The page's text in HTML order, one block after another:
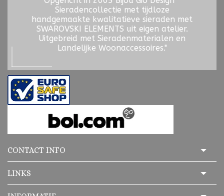
Sieradencollectie met tijdloze
handgemaakte kwalitatieve sieraden met
SWAROVSKI ELEMENTS uit eigen atelier.
Uitgebreid met Sieradenmaterialen en
Landelijke Woonaccessoires."
CONTACT INFO
LINKS